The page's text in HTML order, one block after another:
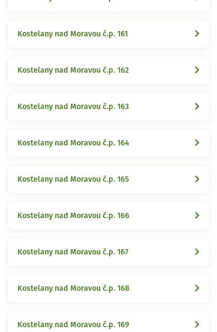
Kostelany nad Moravou č.p. 161
Kostelany nad Moravou č.p. 162
Kostelany nad Moravou č.p. 163
Kostelany nad Moravou č.p. 164
Kostelany nad Moravou č.p. 165
Kostelany nad Moravou č.p. 166
Kostelany nad Moravou č.p. 167
Kostelany nad Moravou č.p. 168
Kostelany nad Moravou č.p. 169